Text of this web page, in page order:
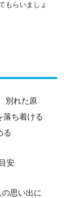
もらいましょ
別れた原
落ち着ける
る
安
思い出に